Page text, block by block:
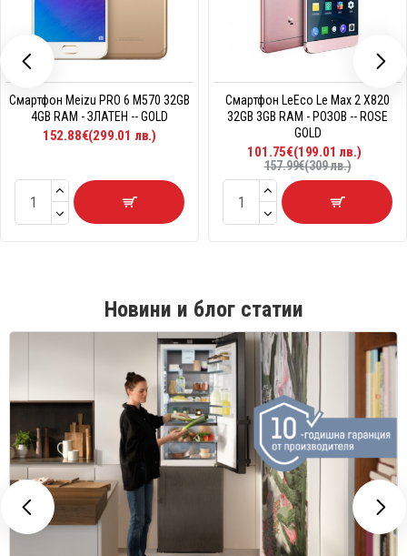
Смартфон Meizu PRO 6 M570 32GB
4GB RAM - ЗЛАТЕН -- GOLD
152.88€(299.01 лв.)
Смартфон LeEco Le Max 2 X820
32GB 3GB RAM - РОЗОВ -- ROSE
GOLD
101.75€(199.01 лв.)
157.99€(309 лв.)
Новини и блог статии